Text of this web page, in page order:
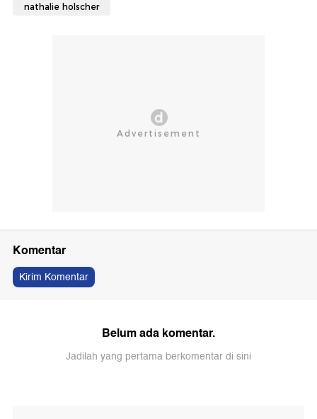
nathalie holscher
Komentar
Kirim Komentar
Belum ada komentar.
Jadilah yang pertama berkomentar di sini